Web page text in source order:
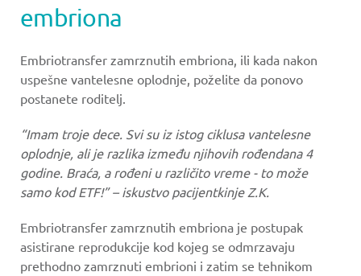
embriona
Embriotransfer zamrznutih embriona, ili kada nakon
uspešne vantelesne oplodnje, poželite da ponovo
postanete roditelj.
“Imam troje dece. Svi su iz istog ciklusa vantelesne
oplodnje, ali je razlika između njihovih rođendana 4
godine. Braća, a rođeni u različito vreme - to može
samo kod ETF!” – iskustvo pacijentkinje Z.K.
Embriotransfer zamrznutih embriona je postupak
asistirane reprodukcije kod kojeg se odmrzavaju
prethodno zamrznuti embrioni i zatim se tehnikom